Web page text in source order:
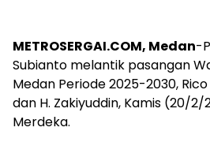
METROSERGAI.COM, Medan-
Subianto melantik pasangan
Medan Periode 2025-2030,
dan H. Zakiyuddin, Kamis (20/
Merdeka.